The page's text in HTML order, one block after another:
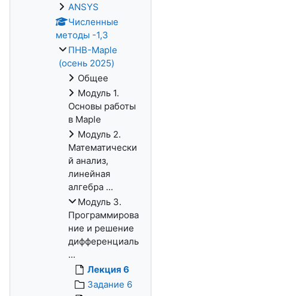
ANSYS
Численные
методы -1,3
ПНВ-Maple
(осень 2025)
Общее
Модуль 1.
Основы работы
в Maple
Модуль 2.
Математически
й анализ,
линейная
алгебра ...
Модуль 3.
Программирова
ние и решение
дифференциаль
...
Лекция 6
Задание 6